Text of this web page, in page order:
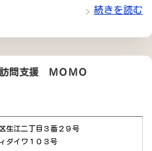
続きを読む
訪問支援 ＭＯＭＯ
生江二丁目３番２９号
ダイワ１０３号